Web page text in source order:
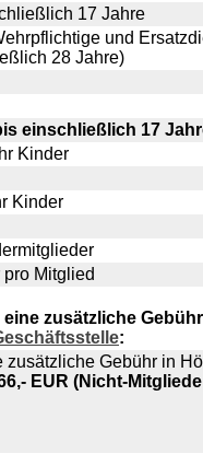
17 Jahre
und
28 Jahre)
einschließlich 17
Kinder
Kinder
Mitglied
Gebühr* und eine
:
zusätzliche Gebühr in
EUR (Nicht-